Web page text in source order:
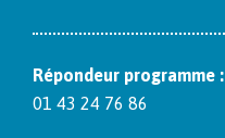
Répon­deur pro­gramme :
01 43 24 76 86